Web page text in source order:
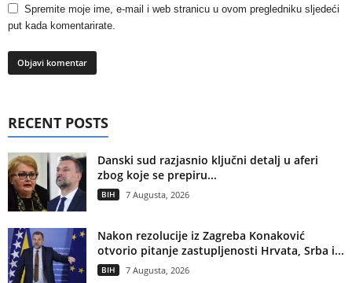
Spremite moje ime, e-mail i web stranicu u ovom pregledniku sljedeći
put kada komentarirate.
RECENT POSTS
Danski sud razjasnio ključni detalj u aferi
zbog koje se prepiru...
BIH 7 Augusta, 2026
Nakon rezolucije iz Zagreba Konaković
otvorio pitanje zastupljenosti Hrvata, Srba i...
BIH 7 Augusta, 2026